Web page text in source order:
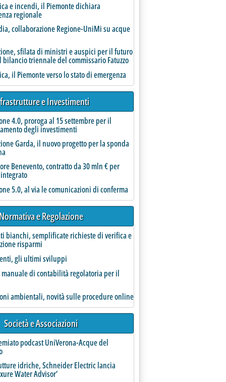
chiusi'
(M5S) al Senato, Rotta (PD) alla Camera'
conferma Testa'
e incendi, il Piemonte dichiara
regionale
collaborazione Regione-UniMi su acque
sfilata di ministri e auspici per il futuro
bilancio triennale del commissario Fatuzzo
il Piemonte verso lo stato di emergenza
e Investimenti
4.0, proroga al 15 settembre per il
degli investimenti
Garda, il nuovo progetto per la sponda
Benevento, contratto da 30 mln € per
5.0, al via le comunicazioni di conferma
Normativa e Regolazione
bianchi, semplificate richieste di verifica e
risparmi
gli ultimi sviluppi
di contabilità regolatoria per il
ambientali, novità sulle procedure online
Società e Associazioni
podcast UniVerona-Acque del
idriche, Schneider Electric lancia
Water Advisor’